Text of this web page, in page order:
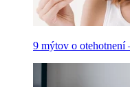
9 mýtov o otehotnení